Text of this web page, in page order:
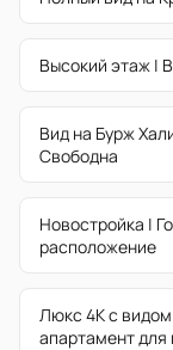
Высокий этаж |
Вид на Бурж
Свободна
Новостройка |
расположение
Люкс 4K с
апартамент для